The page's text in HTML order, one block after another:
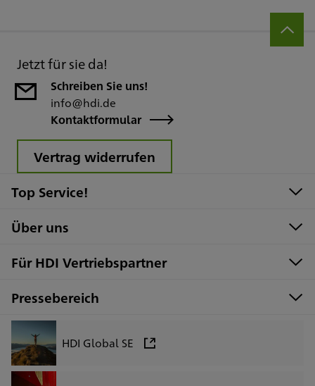
Jetzt für sie da!
Schreiben Sie uns!
info@hdi.de
Kontaktformular
Vertrag widerrufen
Top Service!
Über uns
Für HDI Vertriebspartner
Pressebereich
HDI Global SE